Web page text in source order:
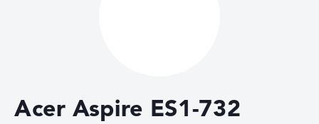
Deals
Acer Aspire ES1-732